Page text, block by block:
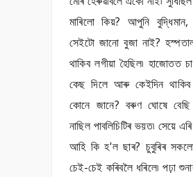
মাৰিলো কিয়? আপুনি
সেইটো জানো বুজা নাই?
থাকিব লগীয়া হৈছিল৷ হাজোতত
কেছ দিলে আৰু কেইদিন থাকিব
কোনে জানে? বৰুণ ঘোষে বেছি
নাছিল পাবলিচিটিৰ ভয়ত৷ সেয়ে
আহি কি হ'ল ছাৰ? চুবুৰিৰ
চেই-চেই কৰিবলৈ ধৰিলে৷ পঢ়া